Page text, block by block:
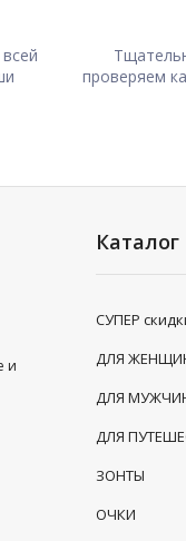
проверяем
и
Каталог
СУПЕР
ДЛЯ
ДЛЯ
ДЛЯ
ЗОНТЫ
ОЧКИ